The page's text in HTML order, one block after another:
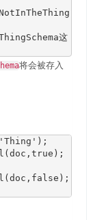
这
将会被存入
'Thing' );
( doc , true );
( doc , false );